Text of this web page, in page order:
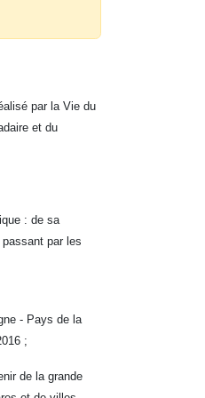
par la Vie du
et du
: de sa
par les
- Pays de la
;
de la grande